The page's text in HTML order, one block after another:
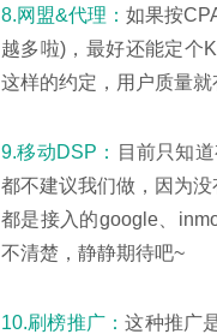
8.网盟&代理：如果按
越多啦)，最好还能定个
这样的约定，用户质量
9.移动DSP：
目前只知
都不建议我们做，因为
都是接入的google、
不清楚，静静期待吧~
10.刷榜推广：这种推广